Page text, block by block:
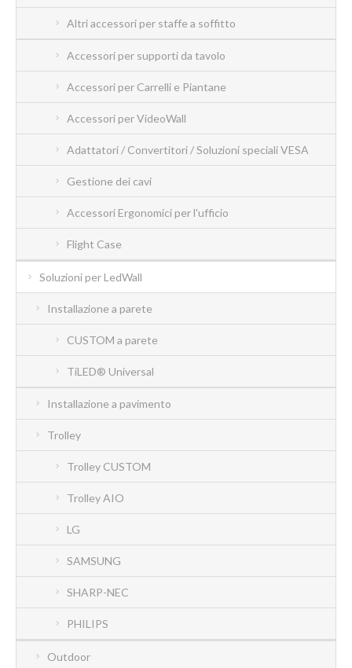
Altri accessori per staffe a soffitto
Accessori per supporti da tavolo
Accessori per Carrelli e Piantane
Accessori per VideoWall
Adattatori / Convertitori / Soluzioni speciali VESA
Gestione dei cavi
Accessori Ergonomici per l'ufficio
Flight Case
Soluzioni per LedWall
Installazione a parete
CUSTOM a parete
TiLED® Universal
Installazione a pavimento
Trolley
Trolley CUSTOM
Trolley AIO
LG
SAMSUNG
SHARP-NEC
PHILIPS
Outdoor